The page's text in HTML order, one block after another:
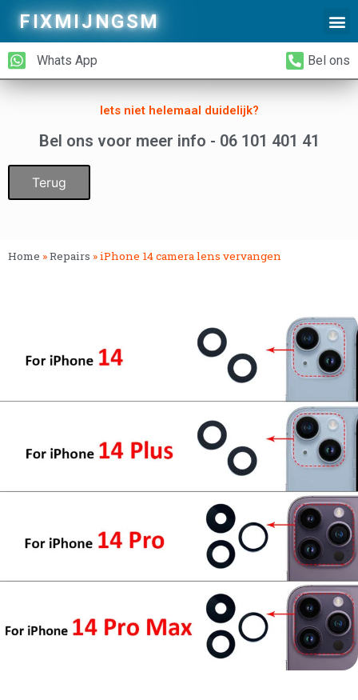
FIXMIJNGSM
Whats App Bel ons
Iets niet helemaal duidelijk?
Bel ons voor meer info - 06 101 401 41
Terug
Home »Repairs »iPhone 14 camera lens vervangen